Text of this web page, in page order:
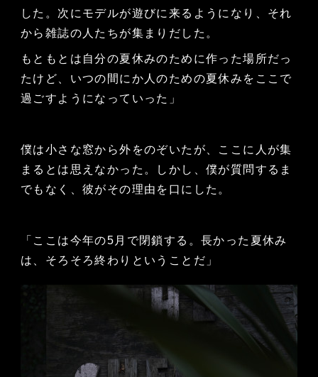
した。次にモデルが遊びに来るようになり、それ
から雑誌の人たちが集まりだした。
もともとは自分の夏休みのために作った場所だっ
たけど、いつの間にか人のための夏休みをここで
過ごすようになっていった」
僕は小さな窓から外をのぞいたが、ここに人が集
まるとは思えなかった。しかし、僕が質問するま
でもなく、彼がその理由を口にした。
「ここは今年の5月で閉鎖する。長かった夏休み
は、そろそろ終わりということだ」